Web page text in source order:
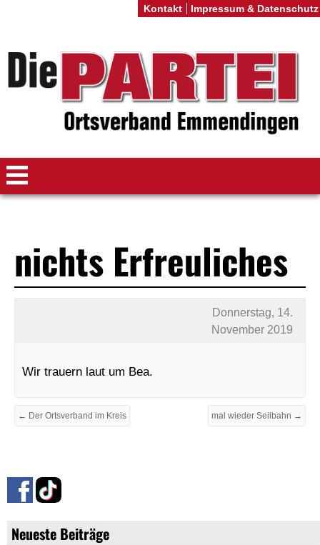
Neueste Beiträge
nichts Erfreuliches
Donnerstag, 14.
November 2019
Wir trauern laut um Bea.
← Der Ortsverband im Kreis mal wieder Seilbahn →
Kontakt Impressum & Datenschutz